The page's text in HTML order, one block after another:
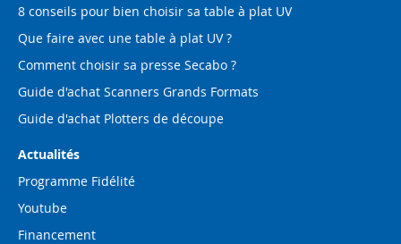
8 conseils pour bien choisir sa table à plat UV
Que faire avec une table à plat UV ?
Comment choisir sa presse Secabo ?
Guide d'achat Scanners Grands Formats
Guide d'achat Plotters de découpe
Actualités
Programme Fidélité
Youtube
Financement